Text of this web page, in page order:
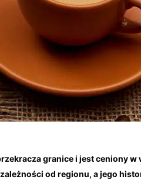
granice i jest ceniony w
od regionu, a jego